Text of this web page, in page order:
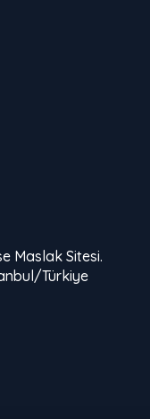
Maslak Sitesi.
Türkiye